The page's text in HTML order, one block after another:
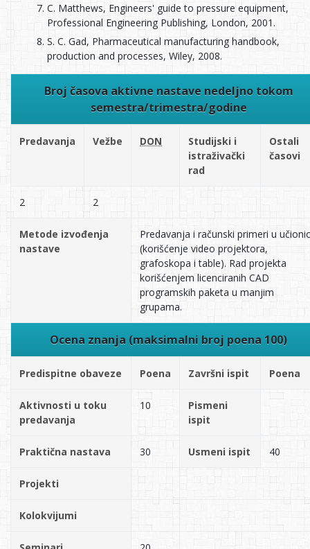
C. Matthews, Engineers' guide to pressure equipment,
Professional Engineering Publishing, London, 2001.
S. C. Gad, Pharmaceutical manufacturing handbook,
production and processes, Wiley, 2008.
Broj časova aktivne nastave nedeljno tokom
semestra/trimestra/godine
Predavanja Vežbe DON
Studijski i
istraživački
rad
Ostali
časovi
2 2
Metode izvođenja
nastave
Predavanja i računski primeri u
(korišćenje video projektora,
grafoskopa i table). Rad projekta
korišćenjem licenciranih CAD
programskih paketa u manjim
grupama.
Ocena znanja (maksimalni broj poena 100)
Predispitne obaveze Poena Završni ispit Poena
Aktivnosti u toku
predavanja
10
Pismeni
ispit
Praktična nastava 30 Usmeni ispit 40
Projekti
Kolokvijumi